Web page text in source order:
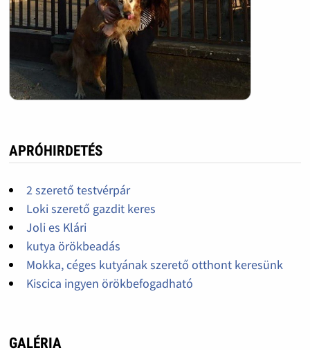
APRÓHIRDETÉS
2 szerető testvérpár
Loki szerető gazdit keres
Joli es Klári
kutya örökbeadás
Mokka, céges kutyának szerető otthont keresünk
Kiscica ingyen örökbefogadható
GALÉRIA